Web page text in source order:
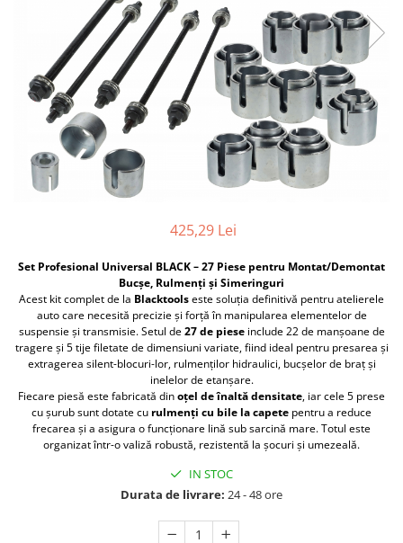
Cricuri Auto Hidraulice
Pneumatice si Trapezoidale
Cricuri hidraulice
Cricuri pneumatice
Cricuri trapezoidale
Feon Electric
Generatoare curent
Masini de gaurit si Insurubat
Motoare electrice
Pistol de Lipit
Polizoare
Pompe Combustibil
Prelungitoare
Protectia muncii
Scule Pneumatice
Motocositoare si Motosape
Nivela laser
Pistol de vopsit
Rotopercutoare si bormasini
Taiat gresie si faianta
umidificatoare
425,29 Lei
Set Profesional Universal BLACK – 27 Piese pentru Montat/Demontat
Bucșe, Rulmenți și Simeringuri
Acest kit complet de la Blacktoolseste soluția definitivă pentru atelierele
auto care necesită precizie și forță în manipularea elementelor de
suspensie și transmisie. Setul de27 de pieseinclude 22 de manșoane de
tragere și 5 tije filetate de dimensiuni variate, fiind ideal pentru presarea și
extragerea silent-blocuri-lor, rulmenților hidraulici, bucșelor de braț și
inelelor de etanșare.
Fiecare piesă este fabricată dinoțel de înaltă densitate, iar cele 5 prese
cu șurub sunt dotate cu rulmenți cu bile la capete pentru a reduce
frecarea și a asigura o funcționare lină sub sarcină mare. Totul este
organizat într-o valiză robustă, rezistentă la șocuri și umezeală.
IN STOC
Durata de livrare: 24 - 48 ore